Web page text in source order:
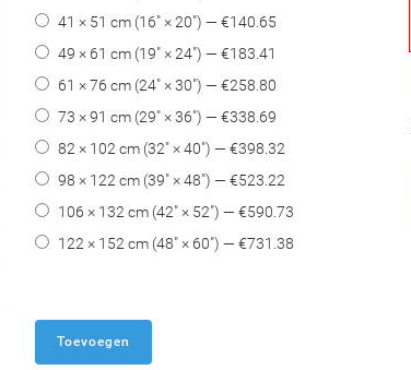
41 × 51 cm (16" × 20") — €140.65
49 × 61 cm (19" × 24") — €183.41
61 × 76 cm (24" × 30") — €258.80
73 × 91 cm (29" × 36") — €338.69
82 × 102 cm (32" × 40") — €398.32
98 × 122 cm (39" × 48") — €523.22
106 × 132 cm (42" × 52") — €590.73
122 × 152 cm (48" × 60") — €731.38